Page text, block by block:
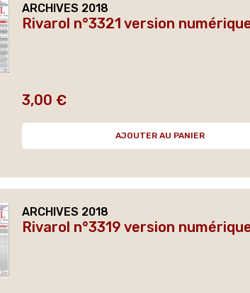
ARCHIVES 2018
Rivarol n°3321 version
Prix
3,00 €
AJOUTER AU PANIER
ARCHIVES 2018
Rivarol n°3319 version